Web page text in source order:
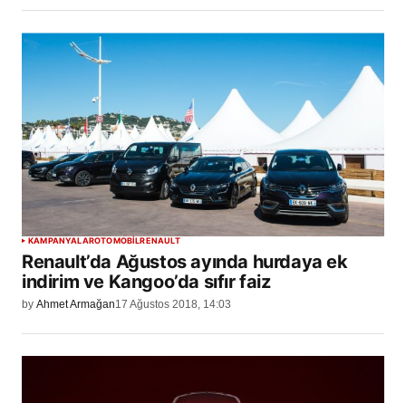
KAMPANYALAROTOMOBİLRENAULT
Renault’da Ağustos ayında hurdaya ek
indirim ve Kangoo’da sıfır faiz
by Ahmet Armağan17 Ağustos 2018, 14:03